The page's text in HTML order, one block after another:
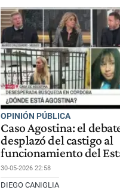
OPINIÓN PÚBLICA
Caso Agostina: el
desplazó del castigo al
funcionamiento del
30-05-2026 22:58
DIEGO CANIGLIA